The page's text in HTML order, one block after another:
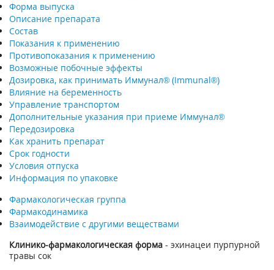
Форма выпуска
Описание препарата
Состав
Показания к применению
Противопоказания к применению
Возможные побочные эффекты
Дозировка, как принимать Иммунал® (Immunal®)
Влияние на беременность
Управление транспортом
Дополнительные указания при приеме Иммунал®
Передозировка
Как хранить препарат
Срок годности
Условия отпуска
Информация по упаковке
Фармакологическая группа
Фармакодинамика
Взаимодействие с другими веществами
Клинико-фармакологическая форма - эхинацеи пурпурной
травы сок